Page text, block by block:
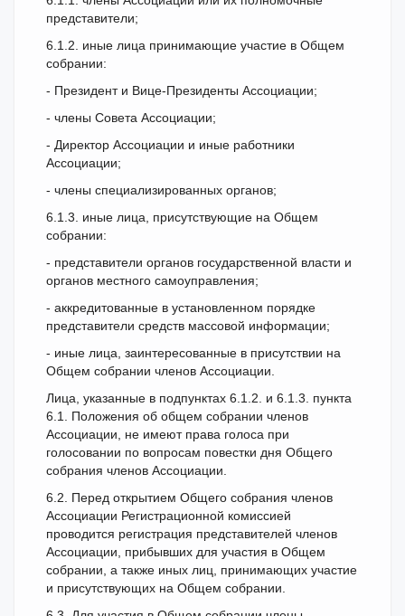
представители;
6.1.2. иные лица принимающие участие в Общем
собрании:
- Президент и Вице-Президенты Ассоциации;
- члены Совета Ассоциации;
- Директор Ассоциации и иные работники
Ассоциации;
- члены специализированных органов;
6.1.3. иные лица, присутствующие на Общем
собрании:
- представители органов государственной власти и
органов местного самоуправления;
- аккредитованные в установленном порядке
представители средств массовой информации;
- иные лица, заинтересованные в присутствии на
Общем собрании членов Ассоциации.
Лица, указанные в подпунктах 6.1.2. и 6.1.3. пункта
6.1. Положения об общем собрании членов
Ассоциации, не имеют права голоса при
голосовании по вопросам повестки дня Общего
собрания членов Ассоциации.
6.2. Перед открытием Общего собрания членов
Ассоциации Регистрационной комиссией
проводится регистрация представителей членов
Ассоциации, прибывших для участия в Общем
собрании, а также иных лиц, принимающих участие
и присутствующих на Общем собрании.